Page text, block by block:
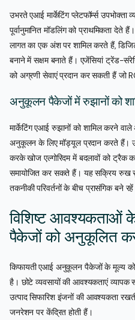
उभरते एआई मार्केटिंग प्लेटफॉर्म्स उपभोक्ता
पूर्वानुमानित मॉडलिंग को प्राथमिकता
लागत का एक अंश पर शामिल करते हैं,
बनाने में सक्षम बनाते हैं। एजेंसियां ट्रेंड-
को अग्रणी सेवाएं प्रदान कर सकती हैं जो
अनुकूलन पैकेजों में रुझानों को
मार्केटिंग एआई रुझानों को शामिल करने
अनुकूलन के लिए मॉड्यूल प्रदान करते हैं।
करके खोज एल्गोरिदम में बदलावों को ट्रैक
समायोजित कर सकते हैं। यह सक्रिय रुख
तकनीकी परिवर्तनों के बीच प्रासंगिक बने
विशिष्ट
पैकेजों को अनुकूलित
किफायती एआई अनुकूलन पैकेजों के मूल्य
है। छोटे व्यवसायों की आवश्यकताएं व्यापक
उत्पाद सिफारिश इंजनों की आवश्यकता
जनरेशन पर केंद्रित होती हैं।